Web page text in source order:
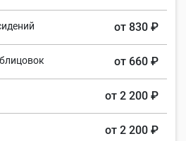
от 830 ₽
от 660 ₽
от 2 200 ₽
от 2 200 ₽